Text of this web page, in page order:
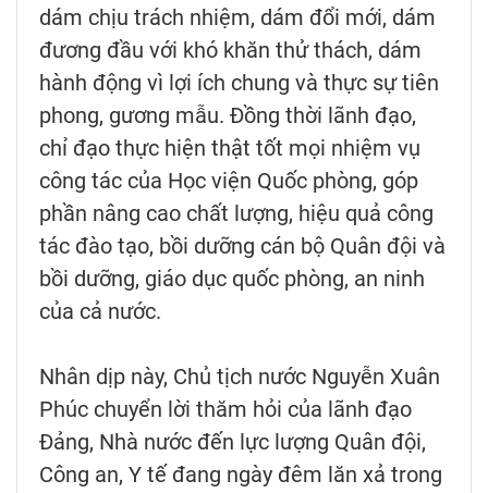
dám chịu trách nhiệm, dám đổi mới, dám
đương đầu với khó khăn thử thách, dám
hành động vì lợi ích chung và thực sự tiên
phong, gương mẫu. Đồng thời lãnh đạo,
chỉ đạo thực hiện thật tốt mọi nhiệm vụ
công tác của Học viện Quốc phòng, góp
phần nâng cao chất lượng, hiệu quả công
tác đào tạo, bồi dưỡng cán bộ Quân đội và
bồi dưỡng, giáo dục quốc phòng, an ninh
của cả nước.
Nhân dịp này, Chủ tịch nước Nguyễn Xuân
Phúc chuyển lời thăm hỏi của lãnh đạo
Đảng, Nhà nước đến lực lượng Quân đội,
Công an, Y tế đang ngày đêm lăn xả trong